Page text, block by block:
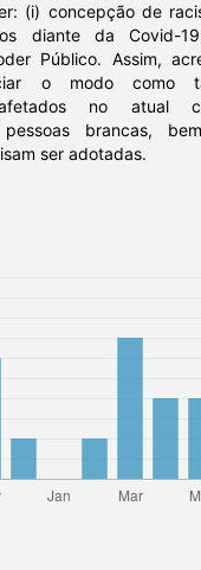
(i) concepção de
diante da Covid-
Público. Assim,
o modo como
afetados no atual
brancas,
ser adotadas.